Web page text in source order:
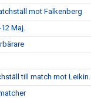
mot Falkenberg
Maj.
till match mot Leikin.